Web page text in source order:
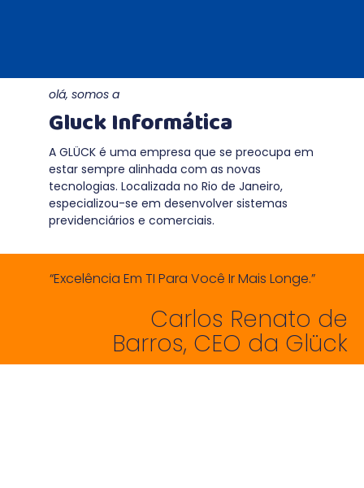
olá, somos a
Gluck Informática
A GLÜCK é uma empresa que se preocupa em
estar sempre alinhada com as novas
tecnologias. Localizada no Rio de Janeiro,
especializou-se em desenvolver sistemas
previdenciários e comerciais.
“Excelência Em TI Para Você Ir Mais Longe.”​
Carlos Renato de
Barros, CEO da Glück